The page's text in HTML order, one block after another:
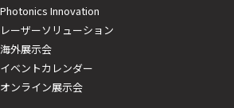
Photonics Innovation
レーザーソリューション
海外展示会
イベントカレンダー
オンライン展示会